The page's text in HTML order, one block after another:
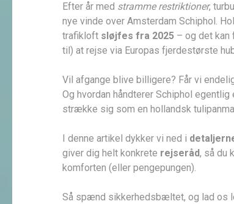
Efter år med stramme restriktioner,
nye vinde over Amsterdam Schiphol.
trafikloft sløjfes fra 2025 – og det kan
til) at rejse via Europas fjerdestørste
Vil afgange blive billigere? Får vi
Og hvordan håndterer Schiphol
strække sig som en hollandsk
I denne artikel dykker vi ned i
giver dig helt konkrete rejseråd, så du
komforten (eller pengepungen).
Så spænd sikkerhedsbæltet, og lad os